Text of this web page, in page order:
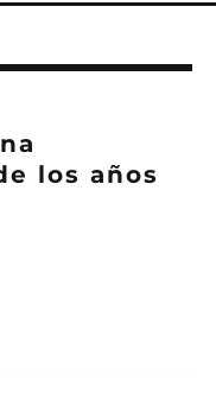
los años